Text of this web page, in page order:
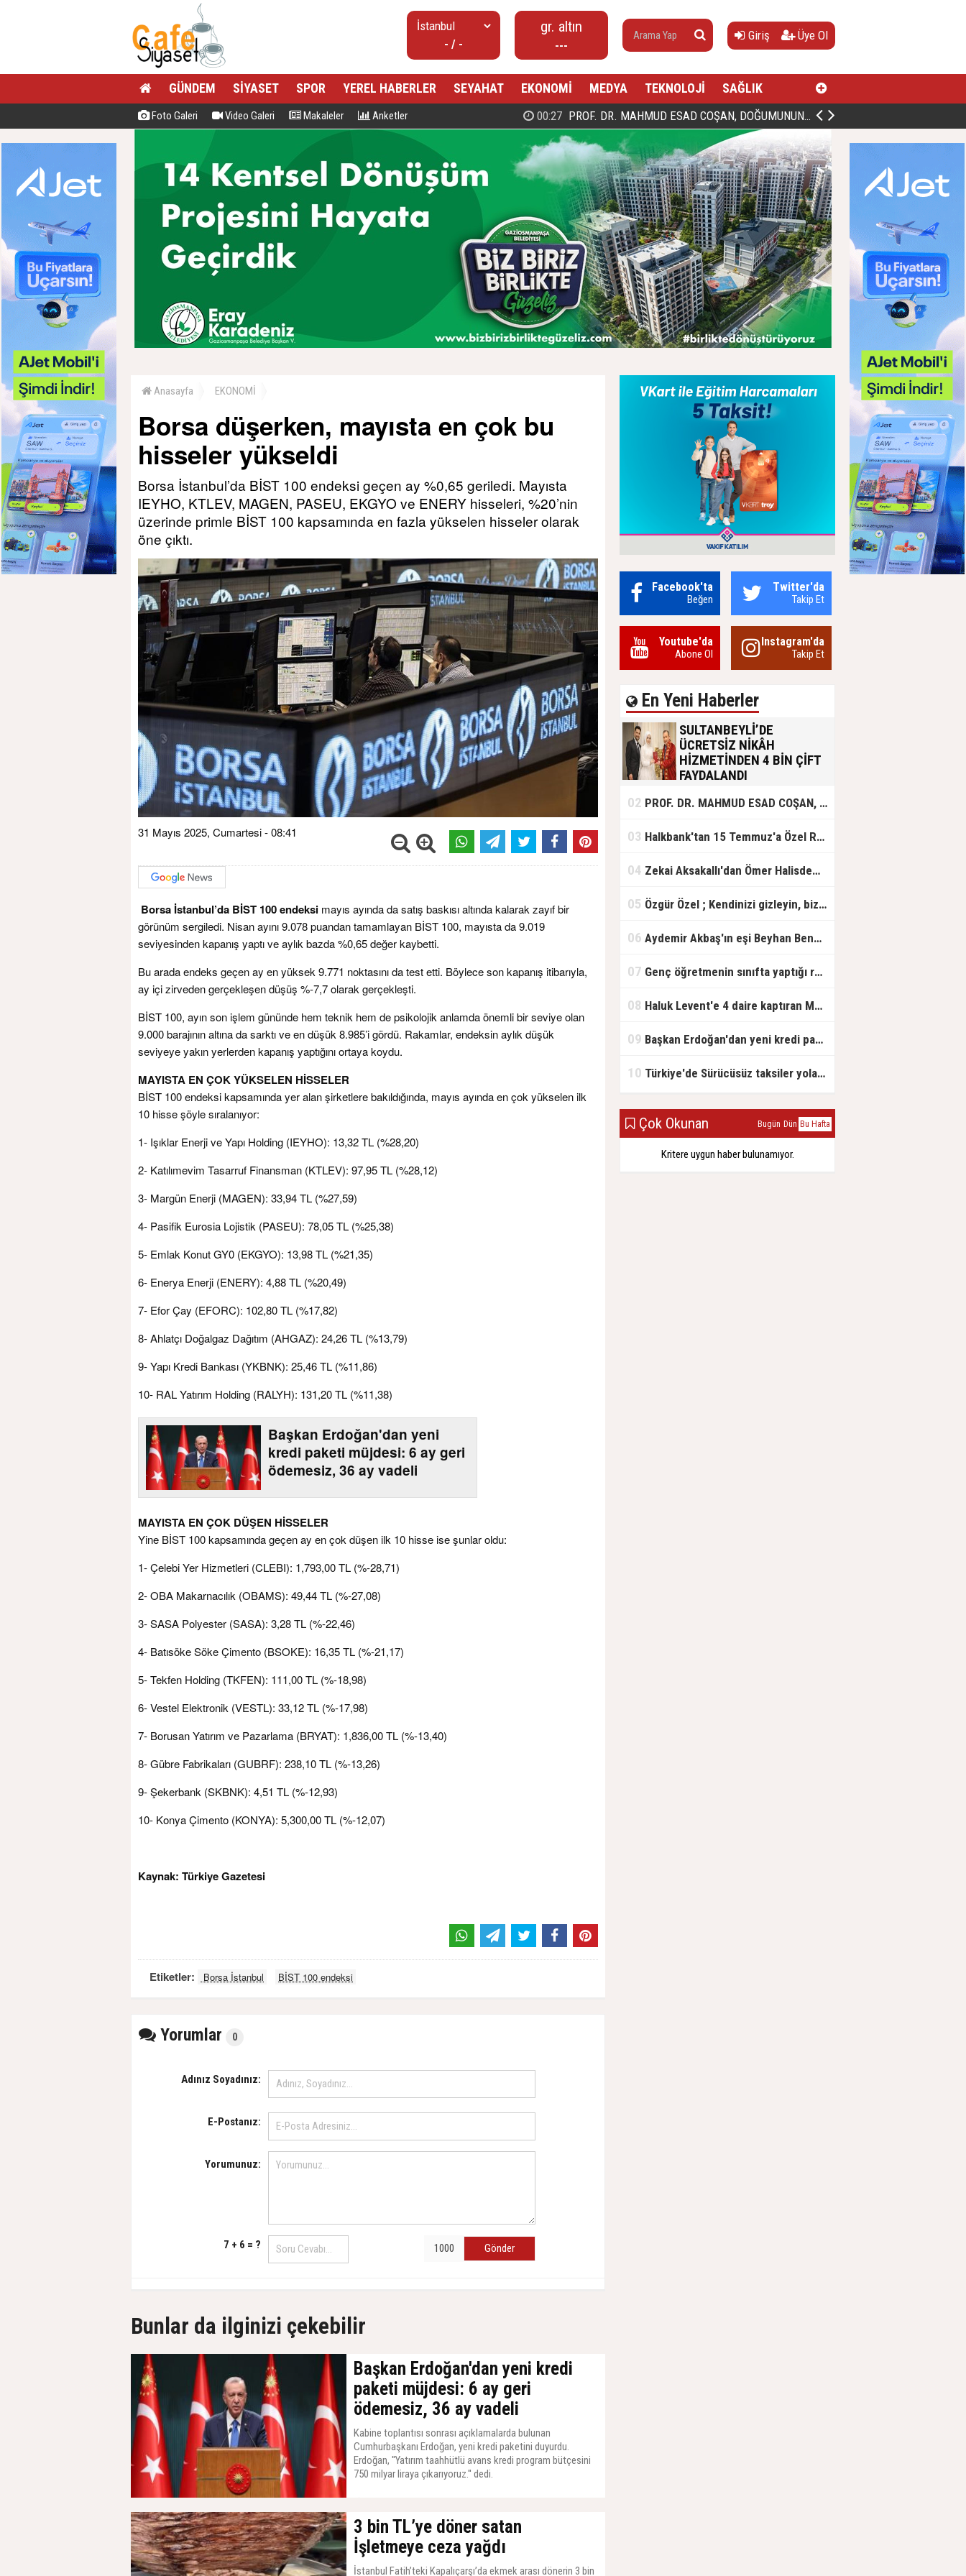
- / -
gr. altın
---
Giriş Üye Ol
GÜNDEM SİYASET SPOR YEREL HABERLER SEYAHAT EKONOMİ MEDYA TEKNOLOJİ SAĞLIK
Foto Galeri Video Galeri Makaleler Anketler 00:27 PROF. DR. MAHMUD ESAD COŞAN, DOĞUMUNUN HİCRÎ 91. YILINDA ELAZIĞ'DA YÂD EDİLECEK
Anasayfa EKONOMİ
Borsa düşerken, mayısta en çok bu
hisseler yükseldi
Borsa İstanbul’da BİST 100 endeksi geçen ay %0,65 geriledi. Mayısta
IEYHO, KTLEV, MAGEN, PASEU, EKGYO ve ENERY hisseleri, %20’nin
üzerinde primle BİST 100 kapsamında en fazla yükselen hisseler olarak
öne çıktı.
31 Mayıs 2025, Cumartesi - 08:41
Borsa İstanbul’da BİST 100 endeksi mayıs ayında da satış baskısı altında kalarak zayıf bir
görünüm sergiledi. Nisan ayını 9.078 puandan tamamlayan BİST 100, mayısta da 9.019
seviyesinden kapanış yaptı ve aylık bazda %0,65 değer kaybetti.
Bu arada endeks geçen ay en yüksek 9.771 noktasını da test etti. Böylece son kapanış itibarıyla,
ay içi zirveden gerçekleşen düşüş %-7,7 olarak gerçekleşti.
BİST 100, ayın son işlem gününde hem teknik hem de psikolojik anlamda önemli bir seviye olan
9.000 barajının altına da sarktı ve en düşük 8.985’i gördü. Rakamlar, endeksin aylık düşük
seviyeye yakın yerlerden kapanış yaptığını ortaya koydu.
MAYISTA EN ÇOK YÜKSELEN HİSSELER
BİST 100 endeksi kapsamında yer alan şirketlere bakıldığında, mayıs ayında en çok yükselen ilk
10 hisse şöyle sıralanıyor:
1- Işıklar Enerji ve Yapı Holding (IEYHO): 13,32 TL (%28,20)
2- Katılımevim Tasarruf Finansman (KTLEV): 97,95 TL (%28,12)
3- Margün Enerji (MAGEN): 33,94 TL (%27,59)
4- Pasifik Eurosia Lojistik (PASEU): 78,05 TL (%25,38)
5- Emlak Konut GY0 (EKGYO): 13,98 TL (%21,35)
6- Enerya Enerji (ENERY): 4,88 TL (%20,49)
7- Efor Çay (EFORC): 102,80 TL (%17,82)
8- Ahlatçı Doğalgaz Dağıtım (AHGAZ): 24,26 TL (%13,79)
9- Yapı Kredi Bankası (YKBNK): 25,46 TL (%11,86)
10- RAL Yatırım Holding (RALYH): 131,20 TL (%11,38)
Başkan Erdoğan'dan yeni
kredi paketi müjdesi: 6 ay geri
ödemesiz, 36 ay vadeli
MAYISTA EN ÇOK DÜŞEN HİSSELER
Yine BİST 100 kapsamında geçen ay en çok düşen ilk 10 hisse ise şunlar oldu:
1- Çelebi Yer Hizmetleri (CLEBI): 1,793,00 TL (%-28,71)
2- OBA Makarnacılık (OBAMS): 49,44 TL (%-27,08)
3- SASA Polyester (SASA): 3,28 TL (%-22,46)
4- Batısöke Söke Çimento (BSOKE): 16,35 TL (%-21,17)
5- Tekfen Holding (TKFEN): 111,00 TL (%-18,98)
6- Vestel Elektronik (VESTL): 33,12 TL (%-17,98)
7- Borusan Yatırım ve Pazarlama (BRYAT): 1,836,00 TL (%-13,40)
8- Gübre Fabrikaları (GUBRF): 238,10 TL (%-13,26)
9- Şekerbank (SKBNK): 4,51 TL (%-12,93)
10- Konya Çimento (KONYA): 5,300,00 TL (%-12,07)
Kaynak: Türkiye Gazetesi
Etiketler: Borsa İstanbul BİST 100 endeksi
Yorumlar 0
Adınız Soyadınız:
E-Postanız:
Yorumunuz:
7 + 6 = ? Gönder
Bunlar da ilginizi çekebilir
Başkan Erdoğan'dan yeni kredi
paketi müjdesi: 6 ay geri
ödemesiz, 36 ay vadeli
Kabine toplantısı sonrası açıklamalarda bulunan
Cumhurbaşkanı Erdoğan, yeni kredi paketini duyurdu.
Erdoğan, ''Yatırım taahhütlü avans kredi program bütçesini
750 milyar liraya çıkarıyoruz.'' dedi.
3 bin TL’ye döner satan
İşletmeye ceza yağdı
İstanbul Fatih’teki Kapalıçarşı’da ekmek arası dönerin 3 bin
Facebook'ta
Beğen
Twitter'da
Takip Et
Youtube'da
Abone Ol
Instagram'da
Takip Et
En Yeni Haberler
SULTANBEYLİ’DE
ÜCRETSİZ NİKÂH
HİZMETİNDEN 4 BİN ÇİFT
FAYDALANDI
olan gençlere destek amacıyla
başlattığı ücretsiz nikâh hizmetini
başlattıklarını belirten Sultanbeyli
ücretsiz hizmet vermenin
02 PROF. DR. MAHMUD ESAD COŞAN, DOĞUMUNUN HİCRÎ 91. YILINDA ELAZIĞ'DA YÂD EDİLECEK
03 Halkbank'tan 15 Temmuz'a Özel Reklam Filmi: "İrade Bizim, Zafer Bizim"
04 Zekai Aksakallı'dan Ömer Halisdemir'e 'vefa' ziyareti!
05 Özgür Özel ; Kendinizi gizleyin, bizden işaret bekleyin
06 Aydemir Akbaş'ın eşi Beyhan Benek Akbaş hayatını kaybetti
07 Genç öğretmenin sınıfta yaptığı rezil paylaşım
08 Haluk Levent'e 4 daire kaptıran Müteahhit soluğu savcılıkta aldı
09 Başkan Erdoğan'dan yeni kredi paketi müjdesi: 6 ay geri ödemesiz, 36 ay vadeli
10 Türkiye'de Sürücüsüz taksiler yola çıkmaya hazırlanıyor
Çok Okunan Bugün Dün Bu Hafta
Kritere uygun haber bulunamıyor.